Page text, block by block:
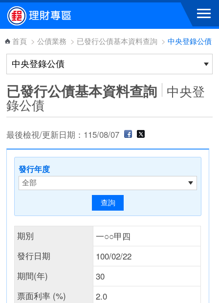
跳到主要內容區塊
首頁 > 公債業務 > 已發行公債基本資料查詢 > 中央登錄公債
已發行公債基本資料查詢 中央登
錄公債
最後檢視/更新日期：115/08/07
發行年度
期別
一○○甲四
發行日期
100/02/22
期間(年)
30
票面利率 (%)
2.0